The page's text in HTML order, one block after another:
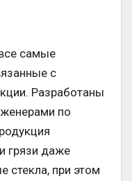
самые
с
Разработаны
по
грязи даже
стекла, при этом